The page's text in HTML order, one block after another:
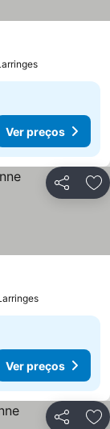
Ver preços
Partilhar
Ver preços
Partilhar